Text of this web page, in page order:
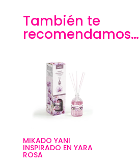
También te
recomendamos…
MIKADO YANI
INSPIRADO EN YARA
ROSA